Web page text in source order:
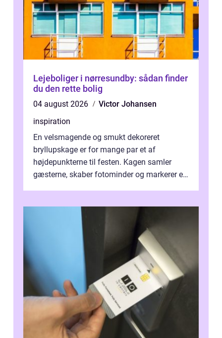
Lejeboliger i nørresundby: sådan finder
du den rette bolig
04 august 2026
Victor Johansen
inspiration
En velsmagende og smukt dekoreret
bryllupskage er for mange par et af
højdepunkterne til festen. Kagen samler
gæsterne, skaber fotominder og markerer et